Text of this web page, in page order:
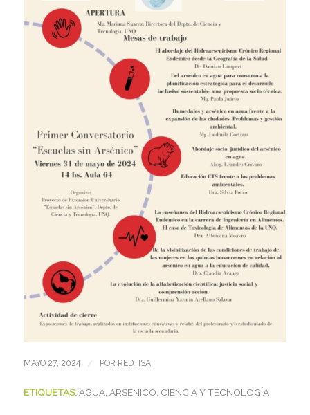
MAYO 27, 2024 / POR REDTISA
ETIQUETAS: AGUA, ARSENICO, CIENCIA Y TECNOLOGÍA